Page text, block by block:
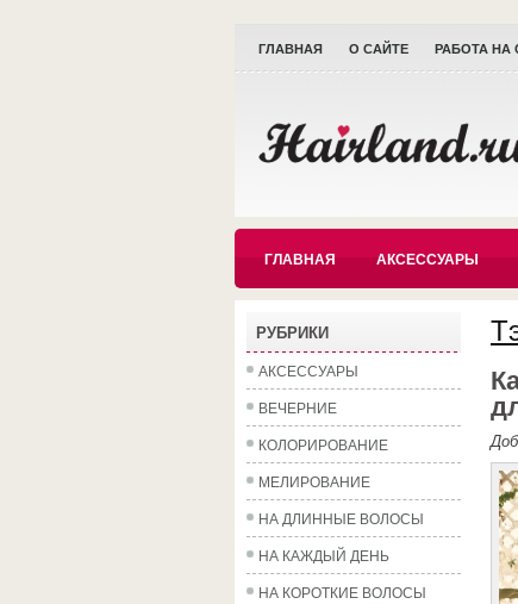
ГЛАВНАЯ О САЙТЕ РАБОТА НА
ГЛАВНАЯ АКСЕССУАРЫ
РУБРИКИ
АКСЕССУАРЫ
ВЕЧЕРНИЕ
КОЛОРИРОВАНИЕ
МЕЛИРОВАНИЕ
НА ДЛИННЫЕ ВОЛОСЫ
НА КАЖДЫЙ ДЕНЬ
НА КОРОТКИЕ ВОЛОСЫ